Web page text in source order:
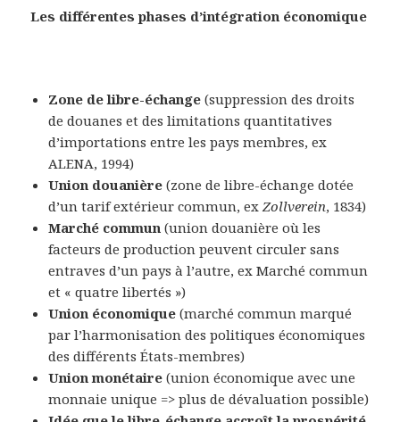
Les différentes phases d’intégration économique
Zone de libre-échange(suppression des droits
de douanes et des limitations quantitatives
d’importations entre les pays membres, ex
ALENA, 1994)
Union douanière(zone de libre-échange dotée
d’un tarif extérieur commun, exZollverein, 1834)
Marché commun(union douanière où les
facteurs de production peuvent circuler sans
entraves d’un pays à l’autre, ex Marché commun
et « quatre libertés »)
Union économique(marché commun marqué
par l’harmonisation des politiques économiques
des différents États-membres)
Union monétaire (union économique avec une
monnaie unique => plus de dévaluation possible)